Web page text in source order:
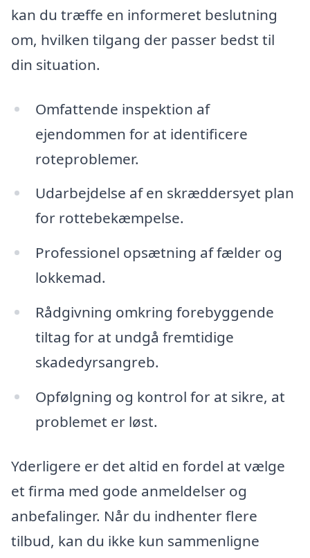
kan du træffe en informeret beslutning
om, hvilken tilgang der passer bedst til
din situation.
Omfattende inspektion af
ejendommen for at identificere
roteproblemer.
Udarbejdelse af en skræddersyet plan
for rottebekæmpelse.
Professionel opsætning af fælder og
lokkemad.
Rådgivning omkring forebyggende
tiltag for at undgå fremtidige
skadedyrsangreb.
Opfølgning og kontrol for at sikre, at
problemet er løst.
Yderligere er det altid en fordel at vælge
et firma med gode anmeldelser og
anbefalinger. Når du indhenter flere
tilbud, kan du ikke kun sammenligne